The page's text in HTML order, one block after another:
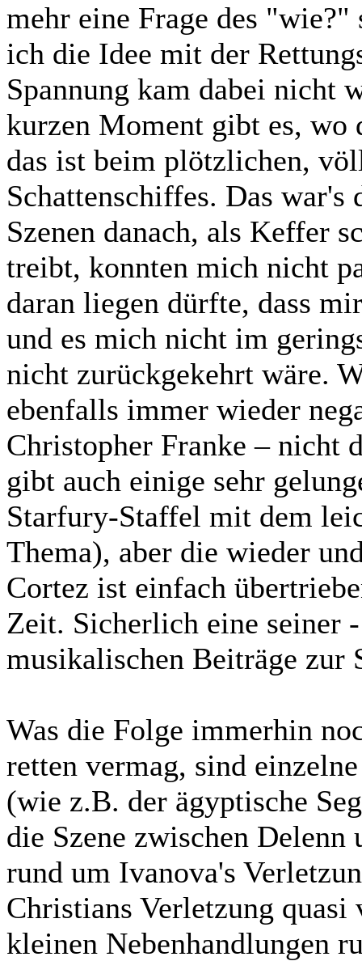
mehr eine Frage des
ich die Idee mit der
Spannung kam dabei nicht
kurzen Moment gibt es, wo
das ist beim plötzlichen,
Schattenschiffes. Das war's
Szenen danach, als Keffer
treibt, konnten mich nicht
daran liegen dürfte, dass
und es mich nicht im
nicht zurückgekehrt wäre.
ebenfalls immer wieder
Christopher Franke – nicht
gibt auch einige sehr
Starfury-Staffel mit dem
Thema), aber die wieder
Cortez ist einfach
Zeit. Sicherlich eine seiner
musikalischen Beiträge
Was die Folge immerhin
retten vermag, sind
(wie z.B. der ägyptische
die Szene zwischen
rund um Ivanova's
Christians Verletzung quasi
kleinen Nebenhandlungen